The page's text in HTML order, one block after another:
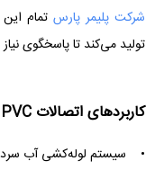
شرکت پلیمر پارستمام این
تولید می‌کند تا پاسخگوی
کاربردهای اتصالات PVC در صنعت و ساختمان
• سیستم لوله‌کشی آب سرد